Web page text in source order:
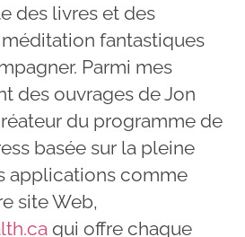
des livres et des
fantastiques
Parmi mes
des ouvrages de Jon
du programme de
basée sur la pleine
applications comme
site Web,
qui offre chaque